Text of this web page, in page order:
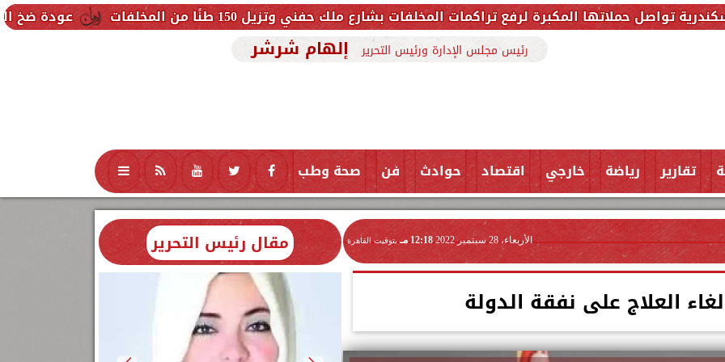
عودة ضخ المياه تدريجيًا لرفع تراكمات المخلفات بشارع ملك حفني وتزيل 150 طنًا من المخلفات
رئيس مجلس الإدارة ورئيس التحرير إلهام شرشر
تقارير رياضة خارجي اقتصاد حوادث فن صحة وطب تكنولوجيا منوعات محافظات
الأربعاء، 28 سبتمبر 2022 12:18 مـ بتوقيت القاهرة
العلاج على نفقة الدولة
مقال رئيس التحرير